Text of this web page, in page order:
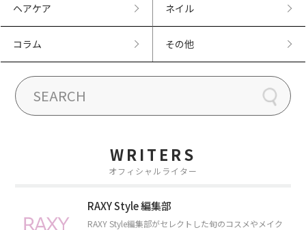
ヘアケア ネイル
コラム その他
WRITERS
オフィシャルライター
RAXY Style 編集部
RAXY Style編集部がセレクトした旬のコスメやメイク